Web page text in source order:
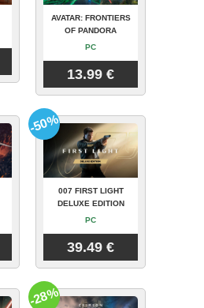
AVATAR: FRONTIERS
OF PANDORA
PC
13.99 €
007 FIRST LIGHT
DELUXE EDITION
PC
39.49 €
-50%
-28%